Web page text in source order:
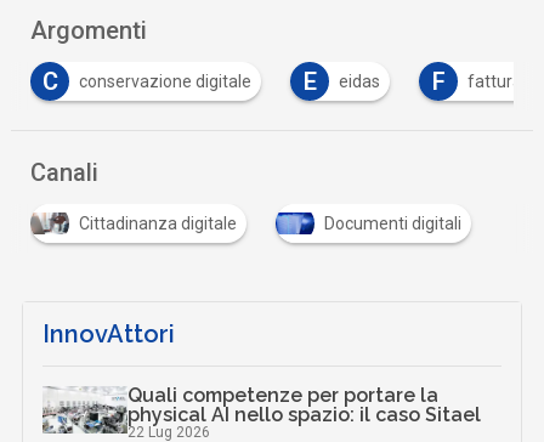
Argomenti
E
eidas F fattura elettronica firma digitale
Canali
Cittadinanza digitale Documenti digitali
InnovAttori
Quali competenze per portare la
physical AI nello spazio: il caso Sitael
22 Lug 2026